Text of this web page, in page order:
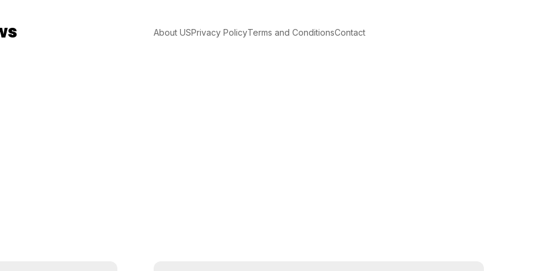
About USPrivacy PolicyTerms and ConditionsContact